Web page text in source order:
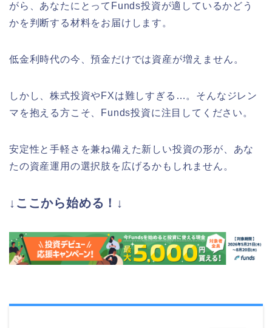
がら、あなたにとってFunds投資が適しているかどう
かを判断する材料をお届けします。
低金利時代の今、預金だけでは資産が増えません。
しかし、株式投資やFXは難しすぎる…。そんなジレン
マを抱える方こそ、Funds投資に注目してください。
安定性と手軽さを兼ね備えた新しい投資の形が、あな
たの資産運用の選択肢を広げるかもしれません。
↓ここから始める！↓